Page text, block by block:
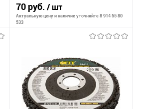
70 руб./ шт
Актуальную цену и наличие уточняйте 8 914 55 80
533
В корзину
К сравнению
В избранное
В наличии